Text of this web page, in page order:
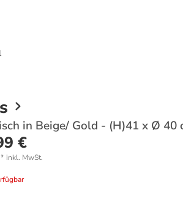
in Beige/ Gold - (H)41 x Ø 40
€
* inkl. MwSt.